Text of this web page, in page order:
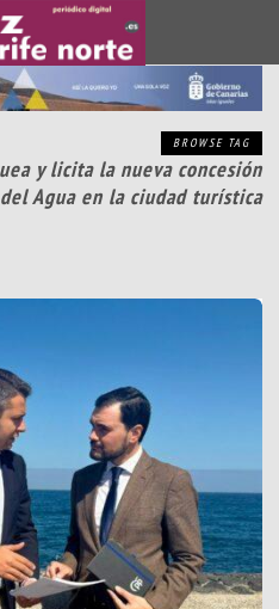
BROWSE TAG
y licita la nueva concesión
Agua en la ciudad turística